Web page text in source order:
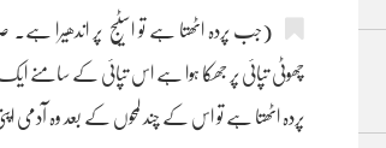
(جب پردہ اٹھتا ہے تو اسٹیج پر اندھیرا
چھوٹی تپائی پر جھکا ہوا ہے اس تپائی کے سامنے
پردہ اٹھتا ہے تو اس کے چند لمحوں کے بعد وہ